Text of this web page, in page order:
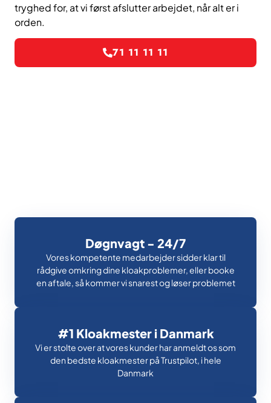
tryghed for, at vi først afslutter arbejdet, når alt er i
orden.
71 11 11 11
Døgnvagt - 24/7
Vores kompetente medarbejder sidder klar til
rådgive omkring dine kloakproblemer, eller booke
en aftale, så kommer vi snarest og løser problemet
#1 Kloakmester i Danmark
Vi er stolte over at vores kunder har anmeldt os som
den bedste kloakmester på Trustpilot, i hele
Danmark